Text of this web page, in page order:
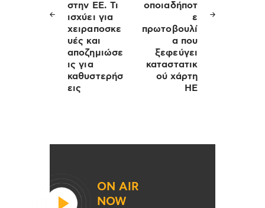
στην ΕΕ. Τι
ισχύει για
χειραποσκε
υές και
αποζημιώσε
ις για
καθυστερήσ
εις
οποιαδήποτ
ε
πρωτοβουλί
α που
ξεφεύγει
καταστατικ
ού χάρτη
ΗΕ
ON AIR
NOW